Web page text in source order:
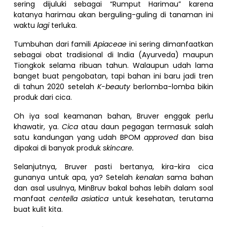
sering dijuluki sebagai “Rumput Harimau” karena
katanya harimau akan berguling-guling di tanaman ini
waktulagi terluka.
Tumbuhan dari famili Apiaceae ini sering dimanfaatkan
sebagai obat tradisional di India (Ayurveda) maupun
Tiongkok selama ribuan tahun. Walaupun udah lama
banget buat pengobatan, tapi bahan ini baru jadi tren
di tahun 2020 setelah K-beauty berlomba-lomba bikin
produk dari cica.
Oh iya soal keamanan bahan, Bruver enggak perlu
khawatir, ya. Cica atau daun pegagan termasuk salah
satu kandungan yang udah BPOMapproveddan bisa
dipakai di banyak produkskincare.
Selanjutnya, Bruver pasti bertanya, kira-kira cica
gunanya untuk apa, ya? Setelahkenalansama bahan
dan asal usulnya, MinBruv bakal bahas lebih dalam soal
manfaatcentella asiatica untuk kesehatan, terutama
buat kulit kita.